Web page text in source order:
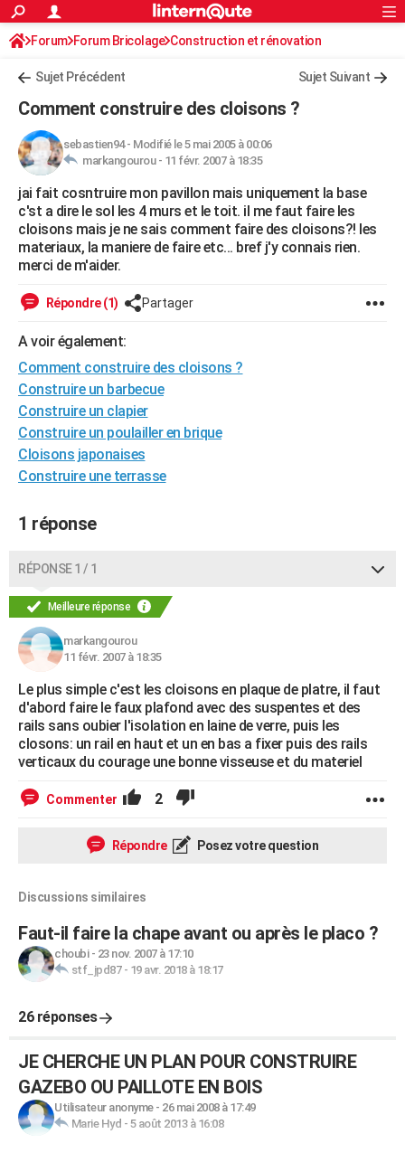
ACTUALITÉS
Politique
Société
Faits Divers
Education
Monde
Villes
+
FINANCE
Retraite
Impôts
Epargne
Immobilier
Risques naturels par ville
Banque
Assurance
Crédit
AUTO
Essais
Réserver un essai
Citadines
Berlines
SUV
Forum auto
+HIGH-TECH
Mobiles
Meilleur smartphone
Internet
Ordinateurs
Jeux vidéo
Guide high-tech
+BRICOLAGE
Forum
Aménagement intérieur
Extérieur
Cuisine
Salle de bains
Jardinage
Rangement
Guides de France
Escapades
Patrimoine
Expositions
Musées
Week-end nature
Art de vivre
Bien-être
Loisirs
Mode
Modes de vie
Alimentation
Guide de la santé
Maladies
Médicaments
Sommeil
VOYAGE
PHOTO
GUIDES D'ACHAT
CARTE DE VOEUX
Carte de Noël
Carte Bonne année
Carte Saint-Valentin
Carte Pâques
Carte d'anniversaire
DICTIONNAIRE
Dictionnaire
Biographies
Citations
Expressions
Proverbes
PROGRAMME TV
COPAINS D'AVANT
AVIS DE DÉCÈS
FORUM
Bricolage
Lifestyle
Culture
Sport
Auto
Television
Voyage
Cinema
Rechercher
S'inscrire
Connexion
Forum Forum Bricolage Construction et rénovation
Sujet Précédent Sujet Suivant
Comment construire des cloisons ?
sebastien94- Modifié le 5 mai 2005 à 00:06
markangourou - 11 févr. 2007 à 18:35
jai fait cosntruire mon pavillon mais uniquement la base
c'st a dire le sol les 4 murs et le toit. il me faut faire les
cloisons mais je ne sais comment faire des cloisons?! les
materiaux, la maniere de faire etc... bref j'y connais rien.
merci de m'aider.
Répondre (1) Partager
A voir également:
Comment construire des cloisons ?
Construire un barbecue
Construire un clapier
Construire un poulailler en brique
Cloisons japonaises
Construire une terrasse
1 réponse
RÉPONSE 1 / 1
Meilleure réponse
markangourou
11 févr. 2007 à 18:35
Le plus simple c'est les cloisons en plaque de platre, il faut
d'abord faire le faux plafond avec des suspentes et des
rails sans oubier l'isolation en laine de verre, puis les
closons: un rail en haut et un en bas a fixer puis des rails
verticaux du courage une bonne visseuse et du materiel
Commenter 2
Répondre Posez votre question
Discussions similaires
Faut-il faire la chape avant ou après le placo ?
choubi- 23 nov. 2007 à 17:10
stf_jpd87- 19 avr. 2018 à 18:17
26 réponses
JE CHERCHE UN PLAN POUR CONSTRUIRE
GAZEBO OU PAILLOTE EN BOIS
Utilisateur anonyme- 26 mai 2008 à 17:49
Marie Hyd - 5 août 2013 à 16:08